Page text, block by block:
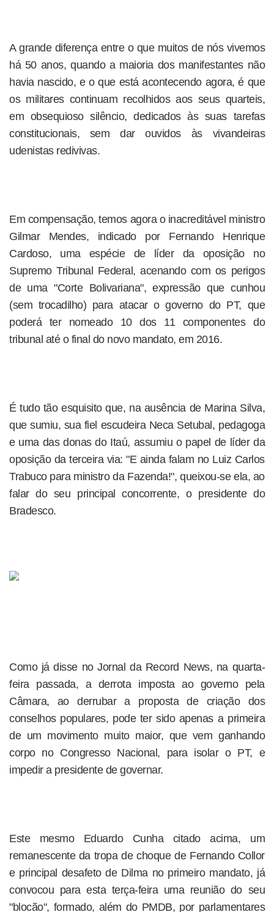
A grande diferença entre o que muitos de nós vivemos
há 50 anos, quando a maioria dos manifestantes não
havia nascido, e o que está acontecendo agora, é que
os militares continuam recolhidos aos seus quarteis,
em obsequioso silêncio, dedicados às suas tarefas
constitucionais, sem dar ouvidos às vivandeiras
udenistas redivivas.
Em compensação, temos agora o inacreditável ministro
Gilmar Mendes, indicado por Fernando Henrique
Cardoso, uma espécie de líder da oposição no
Supremo Tribunal Federal, acenando com os perigos
de uma "Corte Bolivariana", expressão que cunhou
(sem trocadilho) para atacar o governo do PT, que
poderá ter nomeado 10 dos 11 componentes do
tribunal até o final do novo mandato, em 2016.
É tudo tão esquisito que, na ausência de Marina Silva,
que sumiu, sua fiel escudeira Neca Setubal, pedagoga
e uma das donas do Itaú, assumiu o papel de líder da
oposição da terceira via: "E ainda falam no Luiz Carlos
Trabuco para ministro da Fazenda!", queixou-se ela, ao
falar do seu principal concorrente, o presidente do
Bradesco.
Como já disse no Jornal da Record News, na quarta-
feira passada, a derrota imposta ao governo pela
Câmara, ao derrubar a proposta de criação dos
conselhos populares, pode ter sido apenas a primeira
de um movimento muito maior, que vem ganhando
corpo no Congresso Nacional, para isolar o PT, e
impedir a presidente de governar.
Este mesmo Eduardo Cunha citado acima, um
remanescente da tropa de choque de Fernando Collor
e principal desafeto de Dilma no primeiro mandato, já
convocou para esta terça-feira uma reunião do seu
"blocão", formado, além do PMDB, por parlamentares